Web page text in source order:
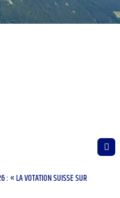
: « LA VOTATION SUISSE SUR